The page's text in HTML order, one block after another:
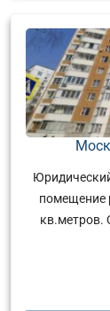
помещение
кв.метров.